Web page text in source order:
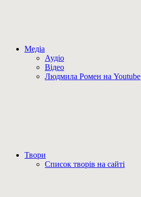
Медіа
Аудіо
Відео
Людмила Ромен на Youtube
Твори
Список творів на сайті